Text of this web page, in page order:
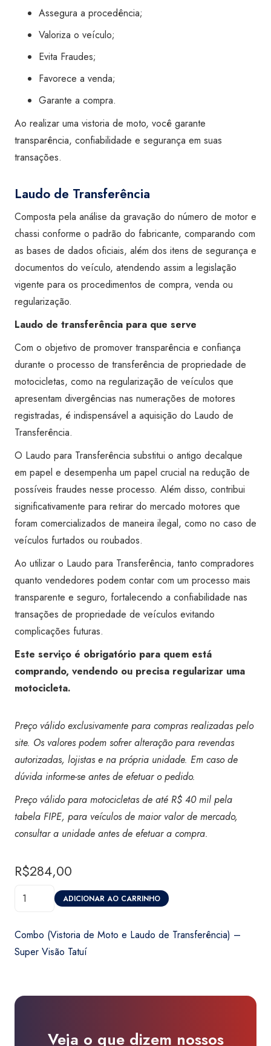
Assegura a procedência;
Valoriza o veículo;
Evita Fraudes;
Favorece a venda;
Garante a compra.
Ao realizar uma vistoria de moto, você garante
transparência, confiabilidade e segurança em suas
transações.
Laudo de Transferência
Composta pela análise da gravação do número de motor e
chassi conforme o padrão do fabricante, comparando com
as bases de dados oficiais, além dos itens de segurança e
documentos do veículo, atendendo assim a legislação
vigente para os procedimentos de compra, venda ou
regularização.
Laudo de transferência para que serve
Com o objetivo de promover transparência e confiança
durante o processo de transferência de propriedade de
motocicletas, como na regularização de veículos que
apresentam divergências nas numerações de motores
registradas, é indispensável a aquisição do Laudo de
Transferência.
O Laudo para Transferência substitui o antigo decalque
em papel e desempenha um papel crucial na redução de
possíveis fraudes nesse processo. Além disso, contribui
significativamente para retirar do mercado motores que
foram comercializados de maneira ilegal, como no caso de
veículos furtados ou roubados.
Ao utilizar o Laudo para Transferência, tanto compradores
quanto vendedores podem contar com um processo mais
transparente e seguro, fortalecendo a confiabilidade nas
transações de propriedade de veículos evitando
complicações futuras.
Este serviço é obrigatório para quem está
comprando, vendendo ou precisa regularizar uma
motocicleta.
Preço válido exclusivamente para compras realizadas pelo
site. Os valores podem sofrer alteração para revendas
autorizadas, lojistas e na própria unidade. Em caso de
dúvida informe-se antes de efetuar o pedido.
Preço válido para motocicletas de até R$ 40 mil pela
tabela FIPE, para veículos de maior valor de mercado,
consultar a unidade antes de efetuar a compra.
R$284,00
Combo
de
ADICIONAR AO CARRINHO
Combo (Vistoria de Moto e Laudo de Transferência) –
Super Visão Tatuí
Veja o que dizem nossos